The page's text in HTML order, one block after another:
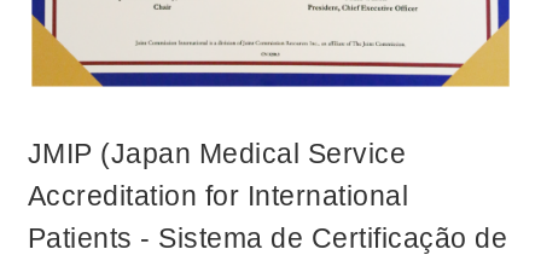
JMIP (Japan Medical Service
Accreditation for International
Patients - Sistema de Certificação de